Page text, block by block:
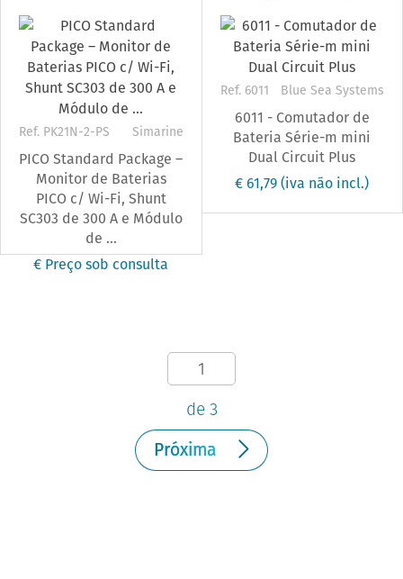
Ref. PK21N-2-PS Simarine
PICO Standard Package –
Monitor de Baterias
PICO c/ Wi-Fi, Shunt
SC303 de 300 A e Módulo
de ...
€ Preço sob consulta
Ref. 6011 Blue Sea Systems
6011 - Comutador de
Bateria Série-m mini
Dual Circuit Plus
€ 61,79(iva não incl.)
de 3
Próxima